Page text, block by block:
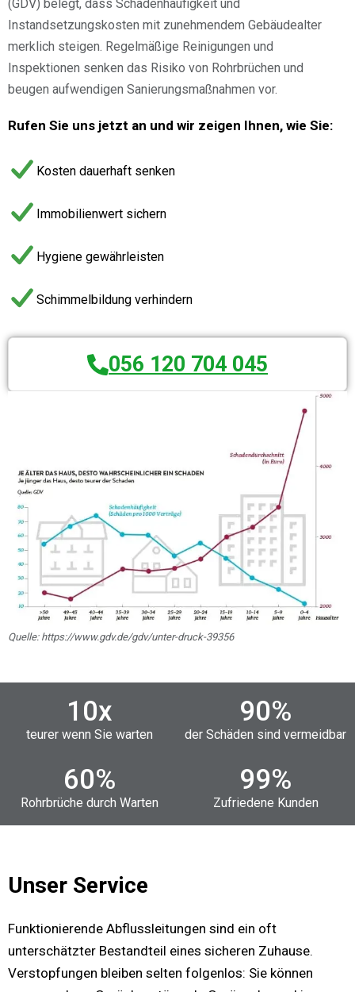
Quelle: https://www.gdv.de/gdv/unter-druck-39356
(GDV) belegt, dass Schadenhäufigkeit und
Instandsetzungskosten mit zunehmendem Gebäudealter
merklich steigen. Regelmäßige Reinigungen und
Inspektionen senken das Risiko von Rohrbrüchen und
beugen aufwendigen Sanierungsmaßnahmen vor.
Rufen Sie uns jetzt an und wir zeigen Ihnen, wie Sie:
Kosten dauerhaft senken
Immobilienwert sichern
Hygiene gewährleisten
Schimmelbildung verhindern
056 120 704 045
10x
teurer wenn Sie warten
90%
der Schäden sind vermeidbar
60%
Rohrbrüche durch Warten
99%
Zufriedene Kunden
Unser Service
Funktionierende Abflussleitungen sind ein oft
unterschätzter Bestandteil eines sicheren Zuhause.
Verstopfungen bleiben selten folgenlos: Sie können